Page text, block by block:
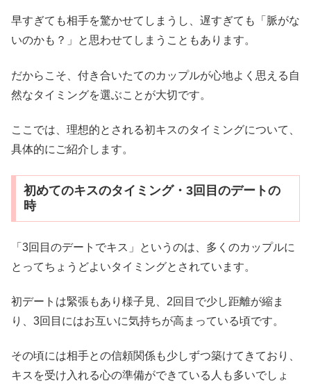
早すぎても相手を驚かせてしまうし、遅すぎても「脈がな
いのかも？」と思わせてしまうこともあります。
だからこそ、付き合いたてのカップルが心地よく思える自
然なタイミングを選ぶことが大切です。
ここでは、理想的とされる初キスのタイミングについて、
具体的にご紹介します。
初めてのキスのタイミング・3回目のデートの
時
「3回目のデートでキス」というのは、多くのカップルに
とってちょうどよいタイミングとされています。
初デートは緊張もあり様子見、2回目で少し距離が縮ま
り、3回目にはお互いに気持ちが高まっている頃です。
その頃には相手との信頼関係も少しずつ築けてきており、
キスを受け入れる心の準備ができている人も多いでしょ